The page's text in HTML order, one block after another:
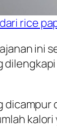
rice
ini
kalori